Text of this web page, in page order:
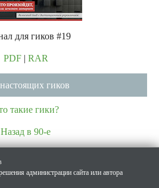
для гиков #19
PDF| RAR
гиков
такие гики?
Назад в 90-е
администрации сайта или автора